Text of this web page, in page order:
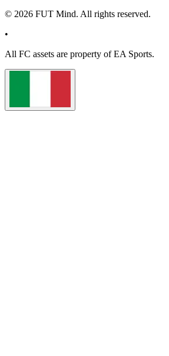
© 2026 FUT Mind. All rights reserved.
•
All FC assets are property of EA Sports.